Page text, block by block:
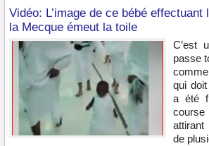
Vidéo: L’image de ce bébé effectuant
la Mecque émeut la toile
C’est
passe
qui
a été
de